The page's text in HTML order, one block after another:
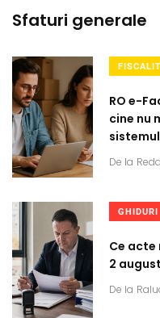
Sfaturi generale
RO e-
cine nu
sistemul
De la
Ce
2
De la